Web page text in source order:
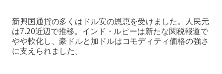
新興国通貨の多くはドル安の恩恵を受けました。人民元
は7.20近辺で推移。インド・ルピーは新たな関税報道で
やや軟化し、豪ドルと加ドルはコモディティ価格の強さ
に支えられました。